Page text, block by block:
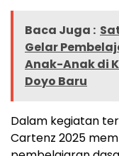
Baca Juga :
Gelar
Anak-Anak di
Doyo Baru
Dalam kegiatan
Cartenz 2025